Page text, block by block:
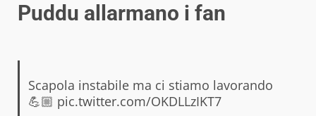
Puddu allarmano i fan
Scapola instabile ma ci stiamo lavorando
💪🏼 pic.twitter.com/OKDLLzIKT7